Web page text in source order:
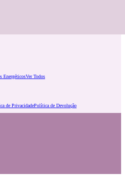
EnergéticosVer Todos
de PrivacidadePolítica de Devolução